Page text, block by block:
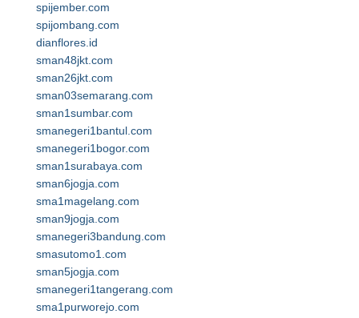
spijember.com
spijombang.com
dianflores.id
sman48jkt.com
sman26jkt.com
sman03semarang.com
sman1sumbar.com
smanegeri1bantul.com
smanegeri1bogor.com
sman1surabaya.com
sman6jogja.com
sma1magelang.com
sman9jogja.com
smanegeri3bandung.com
smasutomo1.com
sman5jogja.com
smanegeri1tangerang.com
sma1purworejo.com